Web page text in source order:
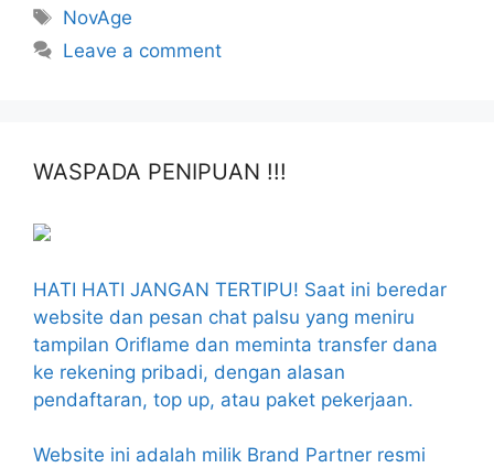
Tags
NovAge
Leave a comment
WASPADA PENIPUAN !!!
HATI HATI JANGAN TERTIPU! Saat ini beredar
website dan pesan chat palsu yang meniru
tampilan Oriflame dan meminta transfer dana
ke rekening pribadi, dengan alasan
pendaftaran, top up, atau paket pekerjaan.
Website ini adalah milik Brand Partner resmi